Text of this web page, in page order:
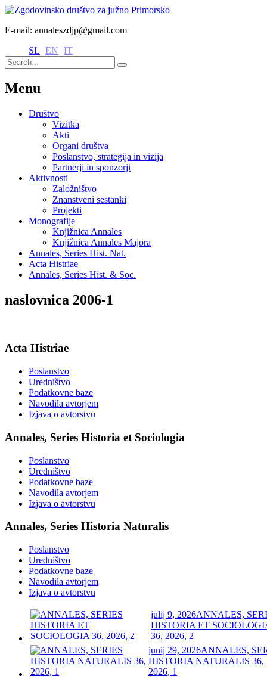
E-mail: annaleszdjp@gmail.com
SL EN IT
Menu
Društvo
Vizitka
Akti
Organi društva
Poslanstvo, strategija in vizija
Partnerji in sponzorji
Aktivnosti
Založništvo
Znanstveni sestanki
Projekti
Monografije
Knjižnica Annales
Knjižnica Annales Majora
Annales, Series Hist. Nat.
Acta Histriae
Annales, Series Hist. & Soc.
naslovnica 2006-1
Acta Histriae
Poslanstvo
Uredništvo
Podatkovne baze
Navodila avtorjem
Izjava o avtorstvu
Annales, Series Historia et Sociologia
Poslanstvo
Uredništvo
Podatkovne baze
Navodila avtorjem
Izjava o avtorstvu
Annales, Series Historia Naturalis
Poslanstvo
Uredništvo
Podatkovne baze
Navodila avtorjem
Izjava o avtorstvu
julij 9, 2026ANNALES,
HISTORIA ET
36, 2026, 2
junij 29, 2026ANNALES,
HISTORIA NATURALIS 36,
2026, 1